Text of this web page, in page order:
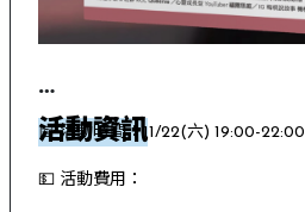
活動資訊
📅 活動時間：11/22(六) 19:00-22:00
💵 活動費用：